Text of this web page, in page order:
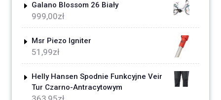
Galano Blossom 26 Biały
999,00zł
Msr Piezo Igniter
51,99zł
Helly Hansen Spodnie Funkcyjne Veir
Tur Czarno-Antracytowym